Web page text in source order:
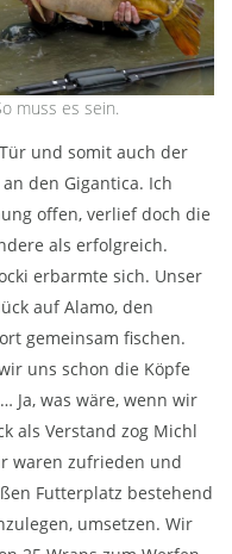
muss es sein.
und somit auch der
den Gigantica. Ich
offen, verlief doch die
als erfolgreich.
erbarmte sich. Unser
auf Alamo, den
gemeinsam fischen.
uns schon die Köpfe
Ja, was wäre, wenn wir
als Verstand zog Michl
waren zufrieden und
Futterplatz bestehend
umsetzen. Wir